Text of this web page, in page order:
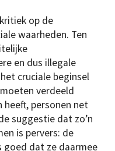
op de
waarheden. Ten
en dus illegale
cruciale beginsel
verdeeld
heeft, personen net
suggestie dat zo’n
is pervers: de
dat ze daarmee